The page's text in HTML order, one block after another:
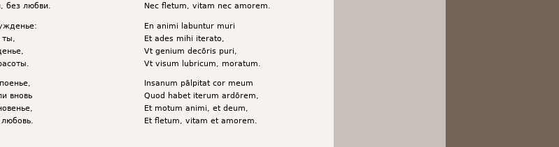
без любви.
вновь
Nec fletum, vitam nec amorem.
En animi labuntur muri
Et ades mihi iterato,
Vt genium decōris puri,
Vt visum lubricum, moratum.
Insanum pālpitat cor meum
Quod habet iterum ardōrem,
Et motum animi, et deum,
Et fletum, vitam et amorem.